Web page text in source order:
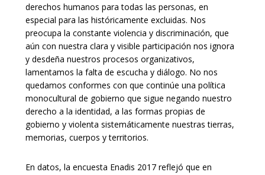
derechos humanos para todas las personas, en
especial para las históricamente excluidas. Nos
preocupa la constante violencia y discriminación, que
aún con nuestra clara y visible participación nos ignora
y desdeña nuestros procesos organizativos,
lamentamos la falta de escucha y diálogo. No nos
quedamos conformes con que continúe una política
monocultural de gobierno que sigue negando nuestro
derecho a la identidad, a las formas propias de
gobierno y violenta sistemáticamente nuestras tierras,
memorias, cuerpos y territorios.
En datos, la encuesta Enadis 2017 reflejó que en